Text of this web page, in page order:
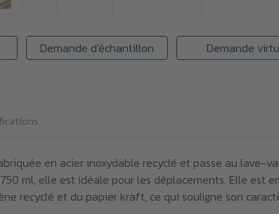
Demande d'échantillon Demande
en acier inoxydable recyclé et passe au lave-
ml, elle est idéale pour les déplacements. Elle est
recyclé et du papier kraft, ce qui souligne son